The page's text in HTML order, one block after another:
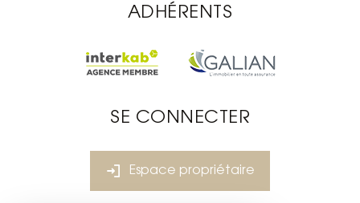
ADHÉRENTS
SE CONNECTER
Espace propriétaire